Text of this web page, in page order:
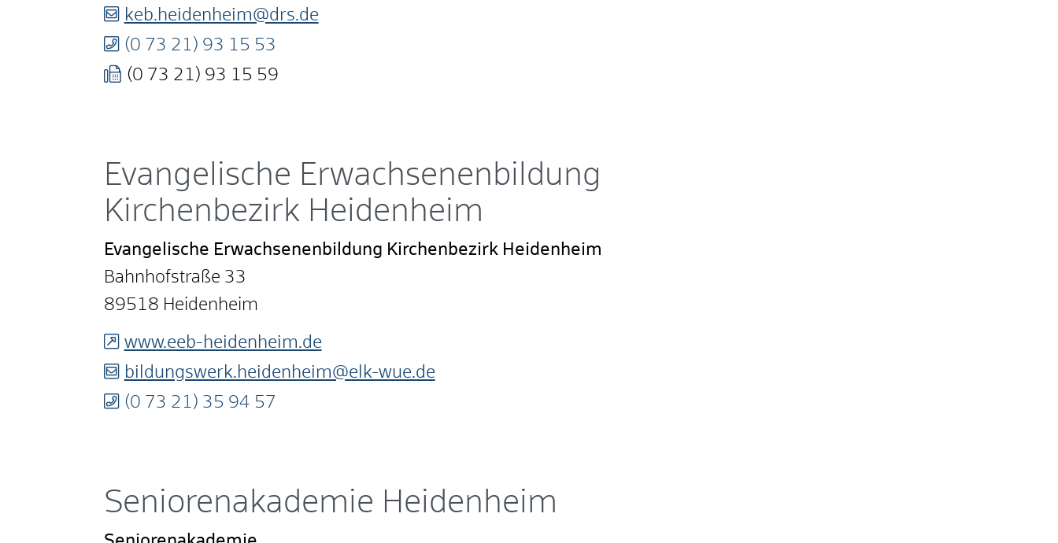
keb.heidenheim@drs.de
(0 73 21) 93 15 53
(0 73 21) 93 15 59
Evangelische Erwachsenenbildung
Kirchenbezirk Heidenheim
Evangelische Erwachsenenbildung Kirchenbezirk Heidenheim
Bahnhofstraße 33
89518 Heidenheim
www.eeb-heidenheim.de
bildungswerk.heidenheim@elk-wue.de
(0 73 21) 35 94 57
Seniorenakademie Heidenheim